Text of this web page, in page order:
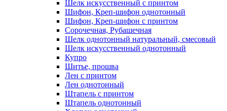
Шелк искусственный с принтом
Шифон, Креп-шифон однотонный
Шифон, Креп-шифон с принтом
Сорочечная, Рубашечная
Шелк однотонный натуральный, смесовый
Шелк искусственный однотонный
Купро
Шитье, прошва
Лен с принтом
Лен однотонный
Штапель с принтом
Штапель однотонный